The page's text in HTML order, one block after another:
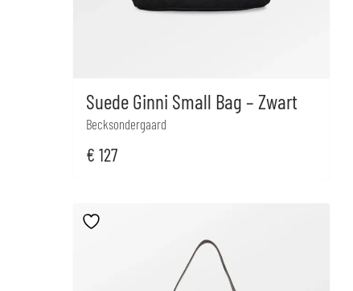
Suede Ginni Small Bag – Zwart
Becksondergaard
€ 127